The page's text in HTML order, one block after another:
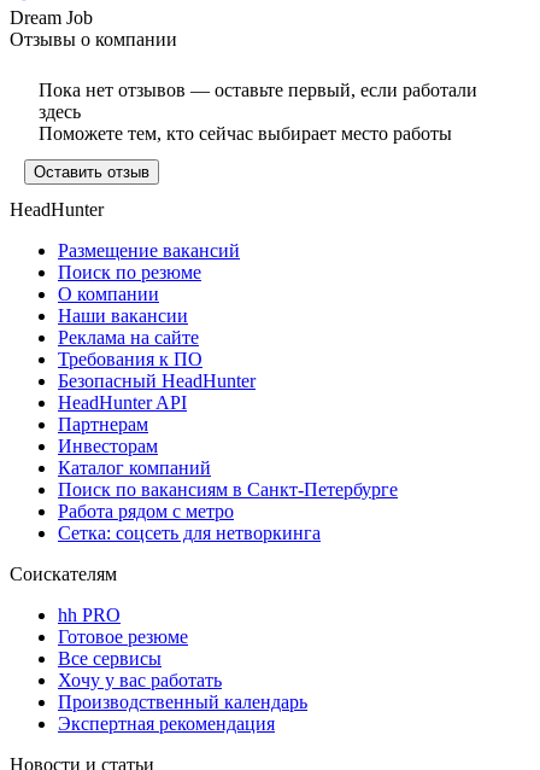
Dream Job
Отзывы о компании
Пока нет отзывов — оставьте первый, если работали
здесь
Поможете тем, кто сейчас выбирает место работы
Оставить отзыв
HeadHunter
Размещение вакансий
Поиск по резюме
О компании
Наши вакансии
Реклама на сайте
Требования к ПО
Безопасный HeadHunter
HeadHunter API
Партнерам
Инвесторам
Каталог компаний
Поиск по вакансиям в Санкт-Петербурге
Работа рядом с метро
Сетка: соцсеть для нетворкинга
Соискателям
hh PRO
Готовое резюме
Все сервисы
Хочу у вас работать
Производственный календарь
Экспертная рекомендация
Новости и статьи